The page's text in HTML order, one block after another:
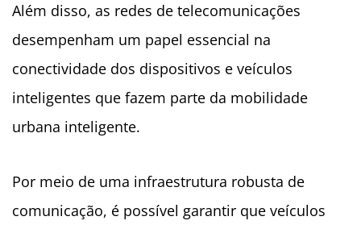
Além disso, as redes de telecomunicações
desempenham um papel essencial na
conectividade dos dispositivos e veículos
inteligentes que fazem parte da mobilidade
urbana inteligente.
Por meio de uma infraestrutura robusta de
comunicação, é possível garantir que veículos